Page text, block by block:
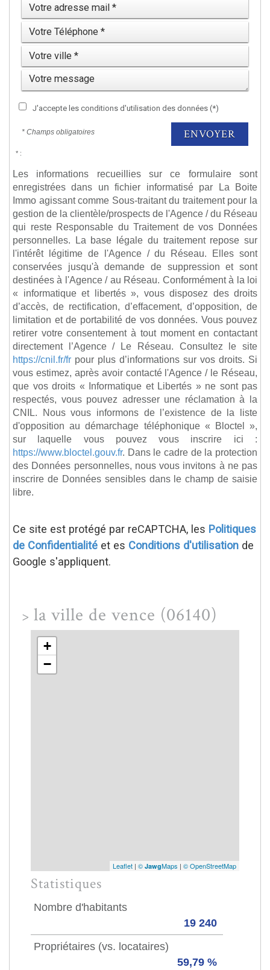
J'accepte les conditions d'utilisation des données (*)
* Champs obligatoires ENVOYER
* :
Les informations recueillies sur ce formulaire sont
enregistrées dans un fichier informatisé par La Boite
Immo agissant comme Sous-traitant du traitement pour la
gestion de la clientèle/prospects de l'Agence / du Réseau
qui reste Responsable du Traitement de vos Données
personnelles. La base légale du traitement repose sur
l'intérêt légitime de l'Agence / du Réseau. Elles sont
conservées jusqu'à demande de suppression et sont
destinées à l'Agence / au Réseau. Conformément à la loi
« informatique et libertés », vous disposez des droits
d’accès, de rectification, d’effacement, d’opposition, de
limitation et de portabilité de vos données. Vous pouvez
retirer votre consentement à tout moment en contactant
directement l’Agence / Le Réseau. Consultez le site
https://cnil.fr/fr pour plus d’informations sur vos droits. Si
vous estimez, après avoir contacté l'Agence / le Réseau,
que vos droits « Informatique et Libertés » ne sont pas
respectés, vous pouvez adresser une réclamation à la
CNIL. Nous vous informons de l’existence de la liste
d'opposition au démarchage téléphonique « Bloctel »,
sur laquelle vous pouvez vous inscrire ici :
https://www.bloctel.gouv.fr. Dans le cadre de la protection
des Données personnelles, nous vous invitons à ne pas
inscrire de Données sensibles dans le champ de saisie
libre.
Ce site est protégé par reCAPTCHA, les Politiques
de Confidentialité et es Conditions d'utilisation de
Google s'appliquent.
> la ville de vence (06140)
+
−
Leaflet | © JawgMaps | © OpenStreetMap
Statistiques
Nombre d'habitants
19 240
Propriétaires (vs. locataires)
59,79 %